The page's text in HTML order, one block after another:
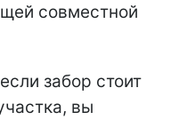
совместной
забор стоит
вы